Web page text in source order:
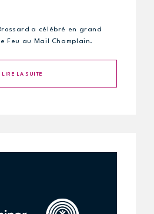
a célébré en grand
Feu au Mail Champlain.
LIRE LA SUITE